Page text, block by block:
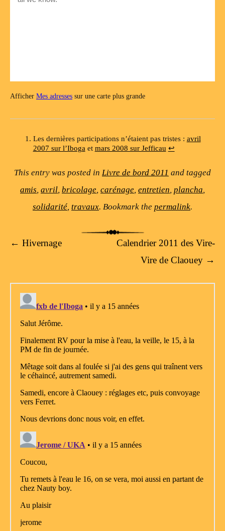
Afficher Mes adresses sur une carte plus grande
Les dernières participations n’étaient pas tristes : avril
2007 sur l’Iboga et mars 2008 sur Jefficau ↩
This entry was posted in Livre de bord 2011 and tagged
amis avril bricolage carénage entretien plancha
solidarité travaux. Bookmark the permalink.
Post navigation
← Hivernage
Calendrier 2011 des Vire-
Vire de Claouey →